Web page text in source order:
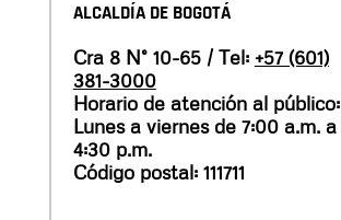
ALCALDÍA DE BOGOTÁ
Cra 8 N° 10-65 / Tel: +57 (601)
381-3000
Horario de atención al público:
Lunes a viernes de 7:00 a.m. a
4:30 p.m.
Código postal: 111711